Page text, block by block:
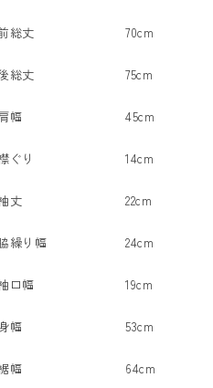
総丈 70cm
総丈 75cm
幅 45cm
ぐり 14cm
丈 22cm
繰り幅 24cm
口幅 19cm
幅 53cm
幅 64cm